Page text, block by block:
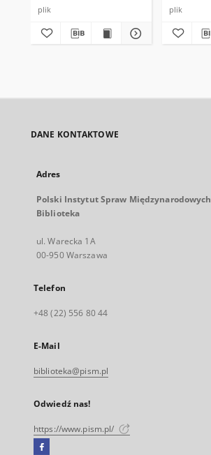
plik plik
DANE KONTAKTOWE
Adres
Polski Instytut Spraw Międzynarodowych
Biblioteka
ul. Warecka 1A
00-950 Warszawa
Telefon
+48 (22) 556 80 44
E-Mail
biblioteka@pism.pl
Odwiedź nas!
https://www.pism.pl/
Facebook